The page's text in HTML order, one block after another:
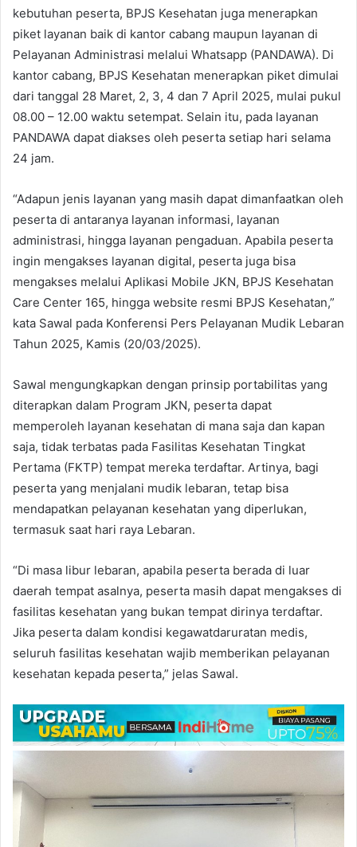
kebutuhan peserta, BPJS Kesehatan juga menerapkan
piket layanan baik di kantor cabang maupun layanan di
Pelayanan Administrasi melalui Whatsapp (PANDAWA). Di
kantor cabang, BPJS Kesehatan menerapkan piket dimulai
dari tanggal 28 Maret, 2, 3, 4 dan 7 April 2025, mulai pukul
08.00 – 12.00 waktu setempat. Selain itu, pada layanan
PANDAWA dapat diakses oleh peserta setiap hari selama
24 jam.
“Adapun jenis layanan yang masih dapat dimanfaatkan oleh
peserta di antaranya layanan informasi, layanan
administrasi, hingga layanan pengaduan. Apabila peserta
ingin mengakses layanan digital, peserta juga bisa
mengakses melalui Aplikasi Mobile JKN, BPJS Kesehatan
Care Center 165, hingga website resmi BPJS Kesehatan,”
kata Sawal pada Konferensi Pers Pelayanan Mudik Lebaran
Tahun 2025, Kamis (20/03/2025).
Sawal mengungkapkan dengan prinsip portabilitas yang
diterapkan dalam Program JKN, peserta dapat
memperoleh layanan kesehatan di mana saja dan kapan
saja, tidak terbatas pada Fasilitas Kesehatan Tingkat
Pertama (FKTP) tempat mereka terdaftar. Artinya, bagi
peserta yang menjalani mudik lebaran, tetap bisa
mendapatkan pelayanan kesehatan yang diperlukan,
termasuk saat hari raya Lebaran.
“Di masa libur lebaran, apabila peserta berada di luar
daerah tempat asalnya, peserta masih dapat mengakses di
fasilitas kesehatan yang bukan tempat dirinya terdaftar.
Jika peserta dalam kondisi kegawatdaruratan medis,
seluruh fasilitas kesehatan wajib memberikan pelayanan
kesehatan kepada peserta,” jelas Sawal.